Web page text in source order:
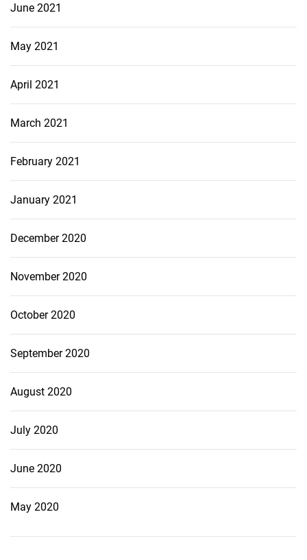
June 2021
May 2021
April 2021
March 2021
February 2021
January 2021
December 2020
November 2020
October 2020
September 2020
August 2020
July 2020
June 2020
May 2020